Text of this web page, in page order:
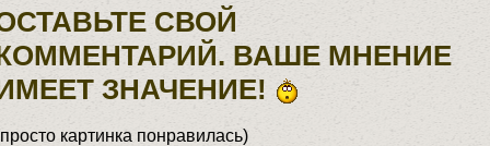
СВОЙ
ВАШЕ МНЕНИЕ
ЗНАЧЕНИЕ!
картинка понравилась)